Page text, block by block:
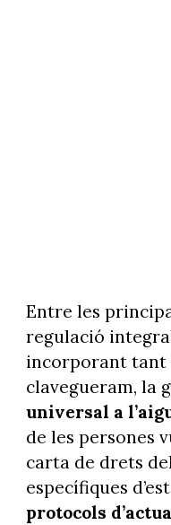
Entre les
regulació
incorporant tant
clavegueram, la
universal a
de les persones
carta de drets
específiques
protocols